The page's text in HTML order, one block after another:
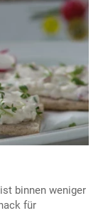
binnen weniger
für